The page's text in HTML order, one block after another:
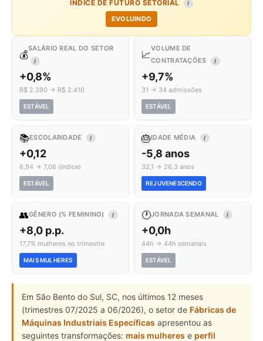
ÍNDICE DE FUTURO SETORIAL I
EVOLUINDO
💰
SALÁRIO REAL DO SETOR
I
+0,8%
R$ 2.390 → R$ 2.410
ESTÁVEL
📈
VOLUME DE
CONTRATAÇÕES
I
+9,7%
31 → 34 admissões
ESTÁVEL
📚ESCOLARIDADE I
+0,12
6,94 → 7,06 (índice)
ESTÁVEL
🎂IDADE MÉDIA I
-5,8 anos
32,1 → 26,3 anos
REJUVENESCENDO
👥GÊNERO (% FEMININO) I
+8,0 p.p.
17,7% mulheres no trimestre
MAIS MULHERES
🕐JORNADA SEMANAL I
+0,0h
44h → 44h semanais
ESTÁVEL
Em São Bento do Sul, SC, nos últimos 12 meses
(trimestres 07/2025 a 06/2026), o setor de Fábricas de
Máquinas Industriais Específicas apresentou as
seguintes transformações: mais mulheres e perfil